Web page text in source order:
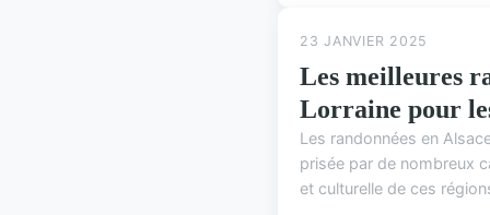
23 JANVIER 2025
Les meilleures
Lorraine pour
Les randonnées en
prisée par de nombreux
et culturelle de ces